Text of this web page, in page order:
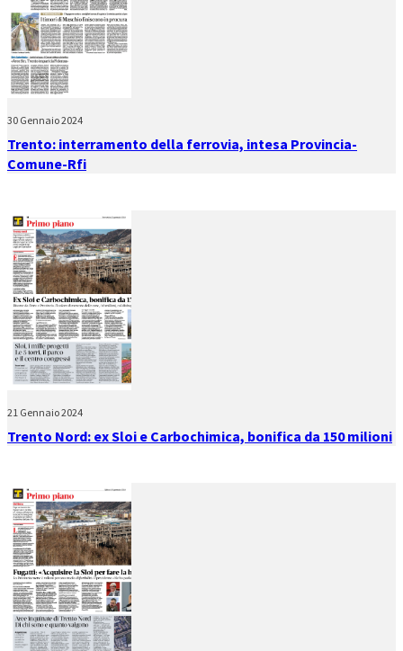
30 Gennaio 2024
Trento: interramento della ferrovia, intesa Provincia-
Comune-Rfi
21 Gennaio 2024
Trento Nord: ex Sloi e Carbochimica, bonifica da 150 milioni